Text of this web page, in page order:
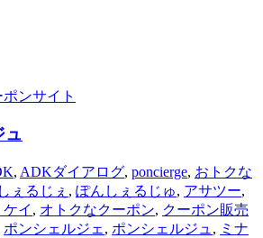
ンサイト
ュ
, ADKダイアログ, poncierge, おトクな
ぇるじぇ , ぽんしぇるじゅ, アサツー,
イ , オトクなクーポン, クーポン販売
ポンシェルジェ , ポンシェルジュ , ミナ